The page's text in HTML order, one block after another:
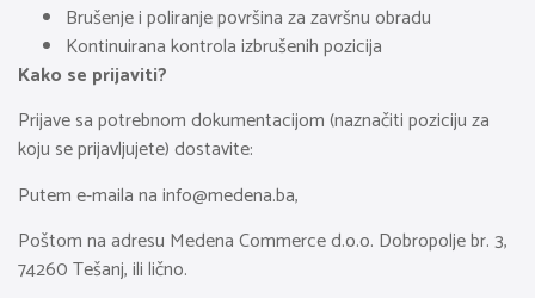
Brušenje i poliranje površina za završnu obradu
Kontinuirana kontrola izbrušenih pozicija
Kako se prijaviti?
Prijave sa potrebnom dokumentacijom (naznačiti poziciju za
koju se prijavljujete) dostavite:
Putem e-maila nainfo@medena.ba,
Poštom na adresu Medena Commerce d.o.o. Dobropolje br. 3,
74260 Tešanj, ili lično.